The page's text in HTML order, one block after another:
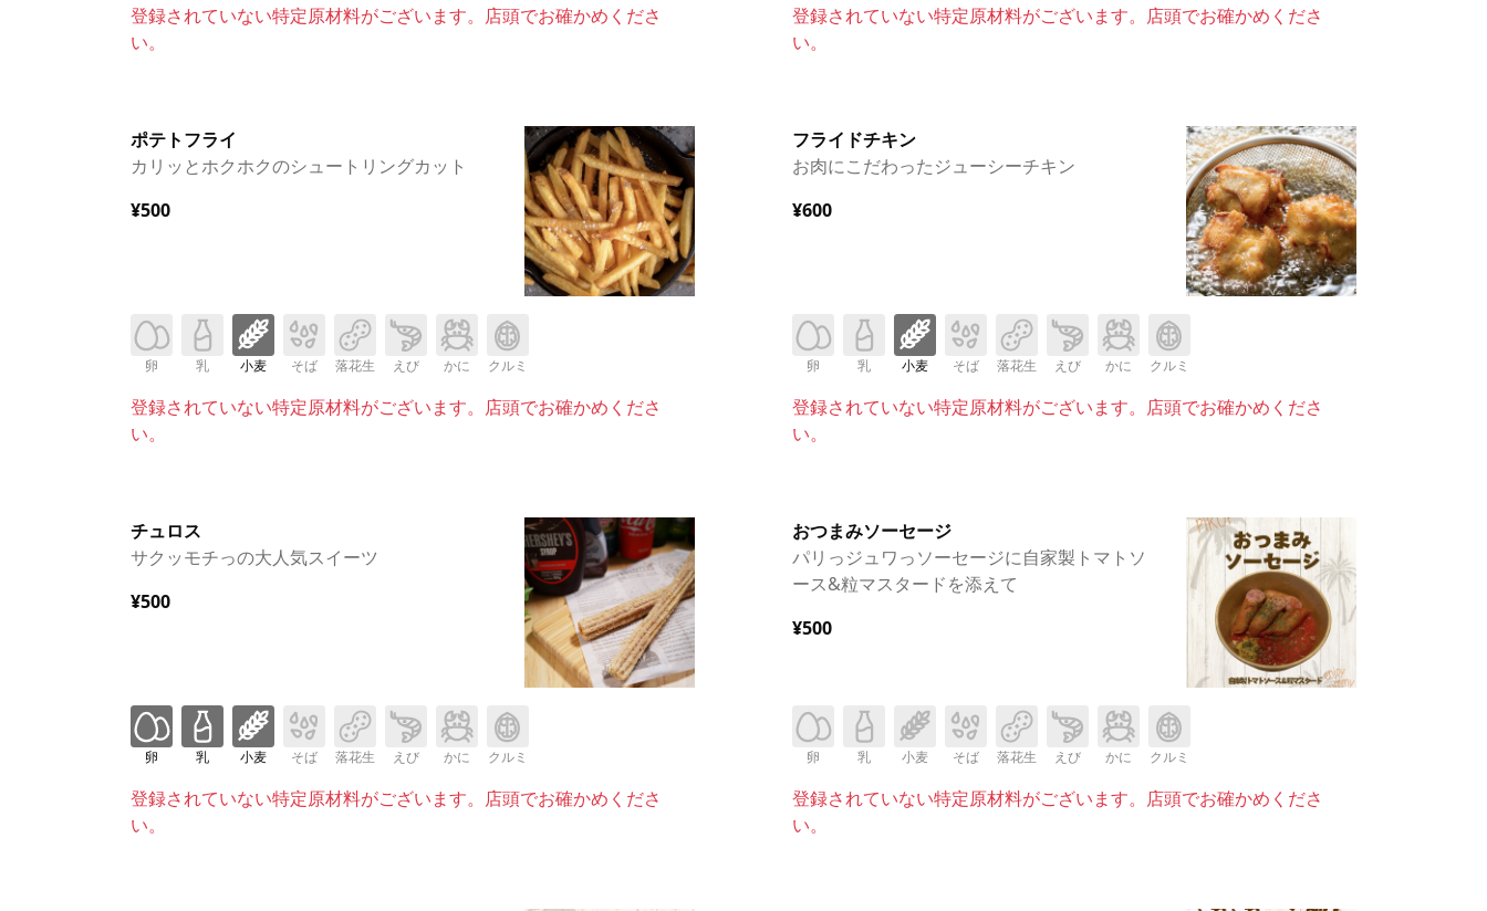
登録されていない特定原材料がございます。店頭でお確かめくださ
い。
登録されていない特定原材料がございます。店頭でお確かめくださ
い。
ポテトフライ
カリッとホクホクのシュートリングカット
¥500
卵 乳 小麦 そば 落花生 えび かに クルミ
登録されていない特定原材料がございます。店頭でお確かめくださ
い。
フライドチキン
お肉にこだわったジューシーチキン
¥600
卵 乳 小麦 そば 落花生 えび かに クルミ
登録されていない特定原材料がございます。店頭でお確かめくださ
い。
チュロス
サクッモチっの大人気スイーツ
¥500
卵 乳 小麦 そば 落花生 えび かに クルミ
登録されていない特定原材料がございます。店頭でお確かめくださ
い。
おつまみソーセージ
パリっジュワっソーセージに自家製トマトソ
ース&粒マスタードを添えて
¥500
卵 乳 小麦 そば 落花生 えび かに クルミ
登録されていない特定原材料がございます。店頭でお確かめくださ
い。